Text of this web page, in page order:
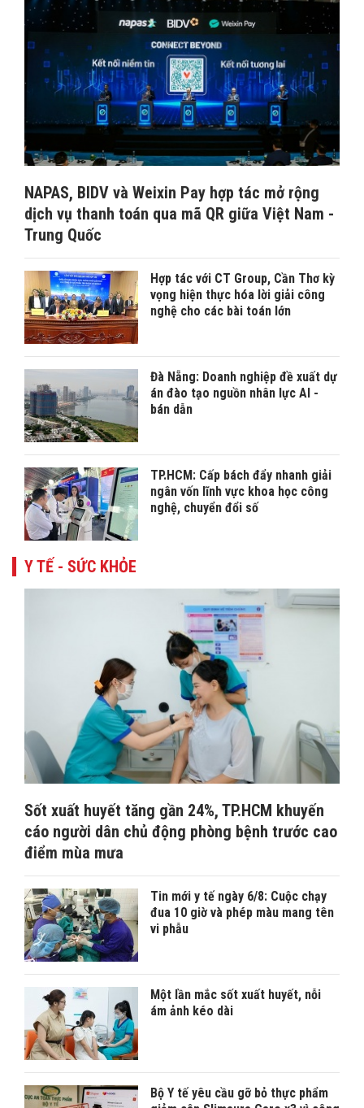
NAPAS, BIDV và Weixin Pay hợp tác mở rộng
dịch vụ thanh toán qua mã QR giữa Việt Nam -
Trung Quốc
Hợp tác với CT Group, Cần Thơ kỳ
vọng hiện thực hóa lời giải công
nghệ cho các bài toán lớn
Đà Nẵng: Doanh nghiệp đề xuất dự
án đào tạo nguồn nhân lực AI -
bán dẫn
TP.HCM: Cấp bách đẩy nhanh giải
ngân vốn lĩnh vực khoa học công
nghệ, chuyển đổi số
Y TẾ - SỨC KHỎE
Sốt xuất huyết tăng gần 24%, TP.HCM khuyến
cáo người dân chủ động phòng bệnh trước cao
điểm mùa mưa
Tin mới y tế ngày 6/8: Cuộc chạy
đua 10 giờ và phép màu mang tên
vi phẫu
Một lần mắc sốt xuất huyết, nỗi
ám ảnh kéo dài
Bộ Y tế yêu cầu gỡ bỏ thực phẩm